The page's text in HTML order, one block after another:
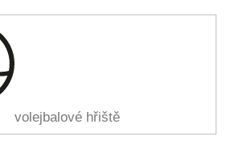
volejbalové hřiště